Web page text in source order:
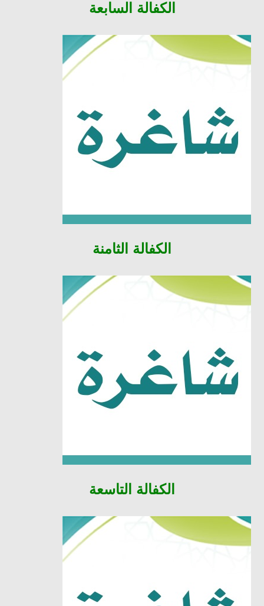
الكفالة السابعة
الكفالة الثامنة
الكفالة التاسعة